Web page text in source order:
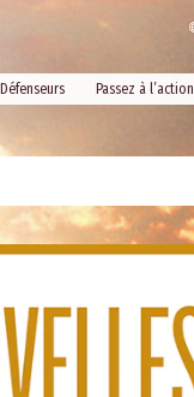
Défenseurs Passez à l’action